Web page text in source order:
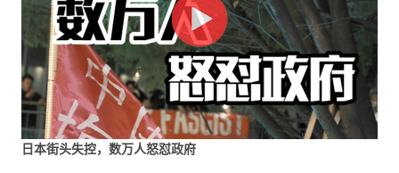
日本街头失控，数万人怒怼政府